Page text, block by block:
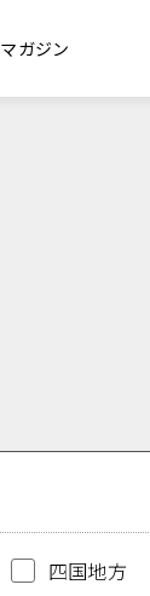
マガジン
四国地方